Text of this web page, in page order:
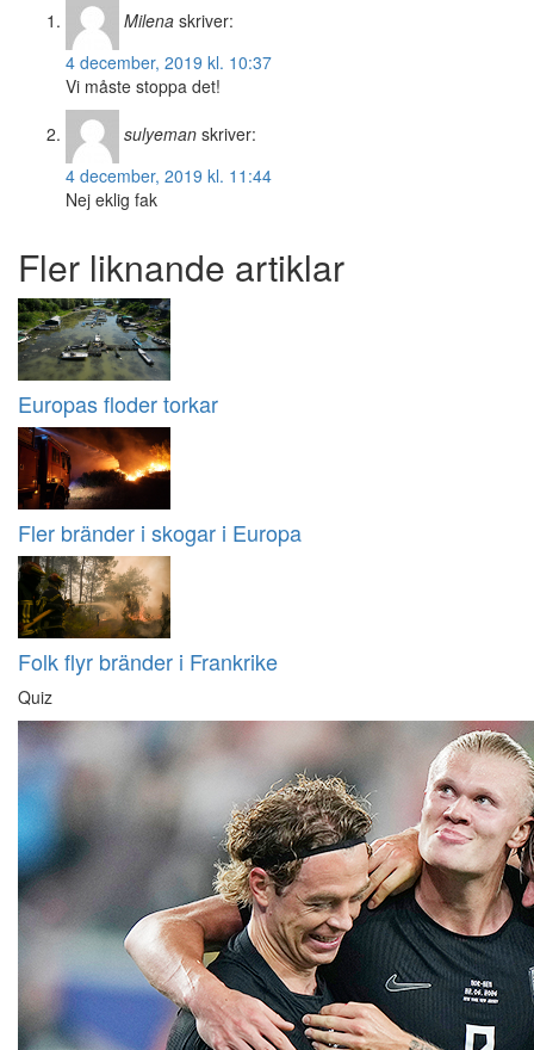
Milena skriver:
4 december, 2019 kl. 10:37
Vi måste stoppa det!
sulyeman skriver:
4 december, 2019 kl. 11:44
Nej eklig fak
Fler liknande artiklar
Europas floder torkar
Fler bränder i skogar i Europa
Folk flyr bränder i Frankrike
Quiz